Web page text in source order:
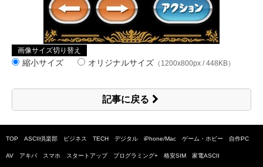
画像サイズ切り替え
縮小サイズ オリジナルサイズ （1200x800px / 448KB）
記事に戻る
TOP ASCII倶楽部 ビジネス TECH デジタル iPhone/Mac ゲーム・ホビー 自作PC
AV アキバ スマホ スタートアップ プログラミング+ 格安SIM 家電ASCII